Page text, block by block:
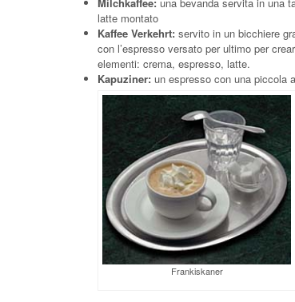
latte montato
Kaffee Verkehrt: servito in un bicchiere
con l’espresso versato per ultimo per
elementi: crema, espresso, latte.
Kapuziner: un espresso con una piccola
Frankiskaner